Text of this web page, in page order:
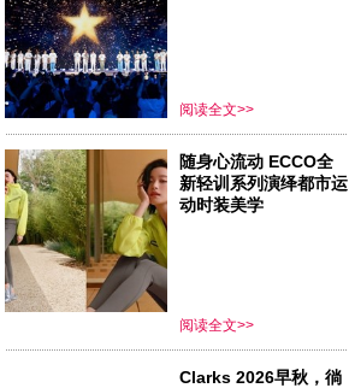
阅读全文>>
随身心流动 ECCO全
新轻训系列演绎都市运
动时装美学
阅读全文>>
Clarks 2026早秋，徜